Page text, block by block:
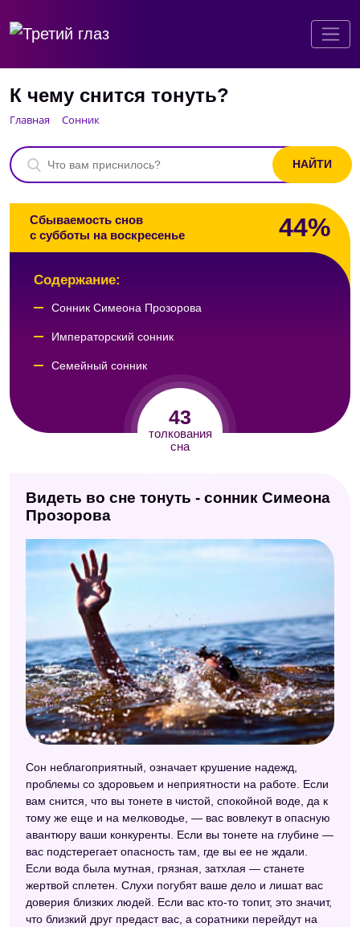
К чему снится тонуть?
Главная Сонник
Сбываемость снов
с субботы на воскресенье
44%
43
толкования
сна
Содержание:
Сонник Симеона Прозорова
Императорский сонник
Семейный сонник
Сонник по алфавиту (Мельников)
Сонник Кассандры
Сонник Миллера
Сонник Лонго
Современный сонник
Психологический сонник
Модернистский сонник
Исламский сонник
Английский сонник
Сонник Велес
Сонник Странника
Сонник Шереминской
Эзотерический сонник
Сонник Фэн-шуй
Безымянный сонник
Видеть во сне тонуть - сонник Симеона
Прозорова
Сон неблагоприятный, означает крушение надежд,
проблемы со здоровьем и неприятности на работе. Если
вам снится, что вы тонете в чистой, спокойной воде, да к
тому же еще и на мелководье, — вас вовлекут в опасную
авантюру ваши конкуренты. Если вы тонете на глубине —
вас подстерегает опасность там, где вы ее не ждали.
Если вода была мутная, грязная, затхлая — станете
жертвой сплетен. Слухи погубят ваше дело и лишат вас
доверия близких людей. Если вас кто-то топит, это значит,
что близкий друг предаст вас, а соратники перейдут на